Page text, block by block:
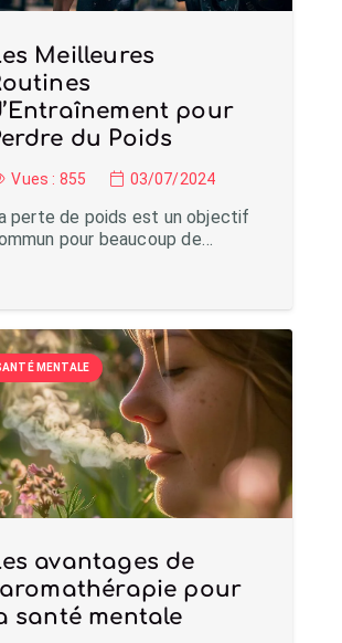
Meilleures
pour
du Poids
Vues : 855 03/07/2024
perte de poids est un objectif
pour beaucoup de…
MENTALE
avantages de
pour
santé mentale